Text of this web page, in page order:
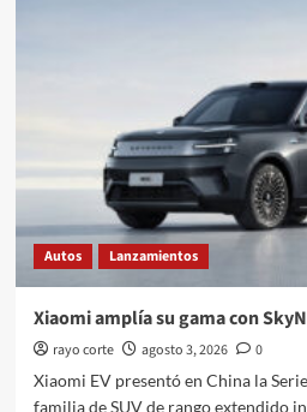
Autos Lanzamientos
Xiaomi amplía su gama con
rayo corte agosto 3, 2026
0
Xiaomi EV presentó en China la
familia de SUV de rango extendido